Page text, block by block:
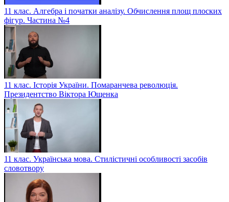
11 клас. Алгебра і початки аналізу. Обчислення площ плоских
фігур. Частина №4
11 клас. Історія України. Помаранчева революція.
Президентство Віктора Ющенка
11 клас. Українська мова. Стилістичні особливості засобів
словотвору